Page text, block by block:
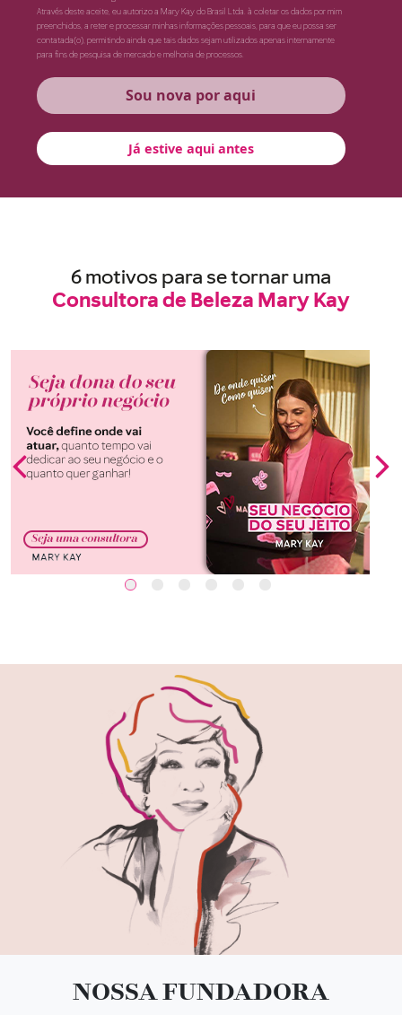
Através deste aceite, eu autorizo a Mary Kay do Brasil Ltda. à coletar os dados por mim
preenchidos, a reter e processar minhas informações pessoais, para que eu possa ser
contatada(o), permitindo ainda que tais dados sejam utilizados apenas internamente
para fins de pesquisa de mercado e melhoria de processos.
Sou nova por aqui
Já estive aqui antes
6 motivos para se tornar uma
Consultora de Beleza Mary Kay
NOSSA FUNDADORA